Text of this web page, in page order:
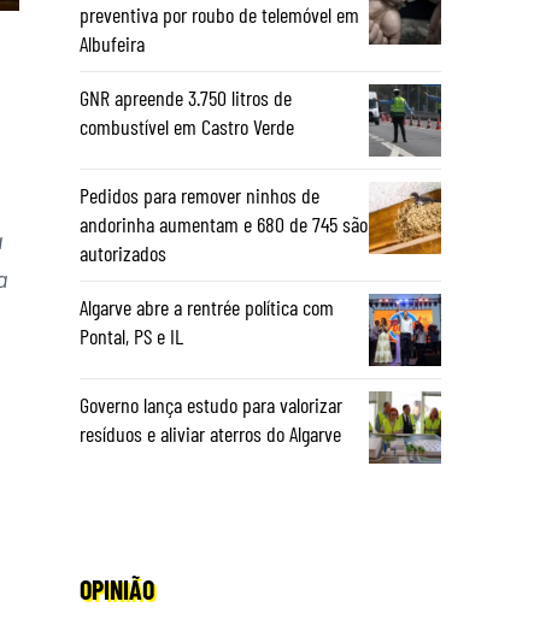
preventiva por roubo de telemóvel em
Albufeira
GNR apreende 3.750 litros de
combustível em Castro Verde
Pedidos para remover ninhos de
andorinha aumentam e 680 de 745 são
autorizados
Algarve abre a rentrée política com
Pontal, PS e IL
Governo lança estudo para valorizar
resíduos e aliviar aterros do Algarve
OPINIÃO